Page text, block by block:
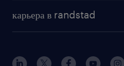
институт исследований randstad
для медиа
карьера в randstad
наш мир